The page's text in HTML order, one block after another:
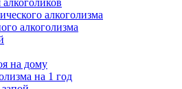
алкоголизма
алкоголизма
на дому
на 1 год